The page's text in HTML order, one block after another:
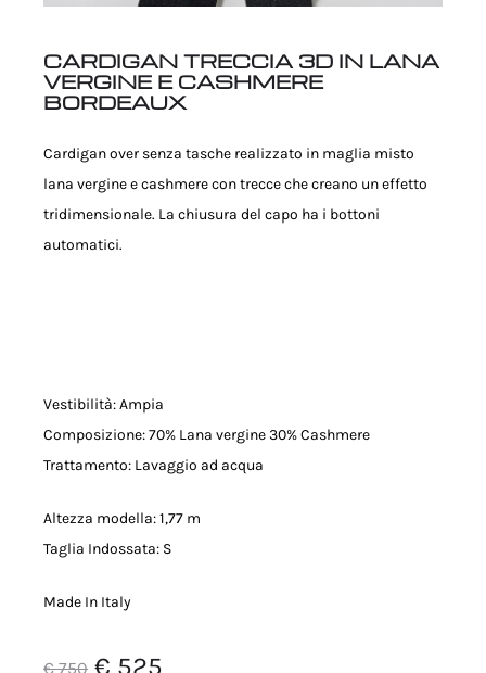
CARDIGAN TRECCIA 3D IN LANA
VERGINE E CASHMERE
BORDEAUX
Cardigan over senza tasche realizzato in maglia misto
lana vergine e cashmere con trecce che creano un effetto
tridimensionale. La chiusura del capo ha i bottoni
automatici.
Vestibilità: Ampia
Composizione: 70% Lana vergine 30% Cashmere
Trattamento: Lavaggio ad acqua
Altezza modella: 1,77 m
Taglia Indossata: S
Made In Italy
€750 Il
€ 525